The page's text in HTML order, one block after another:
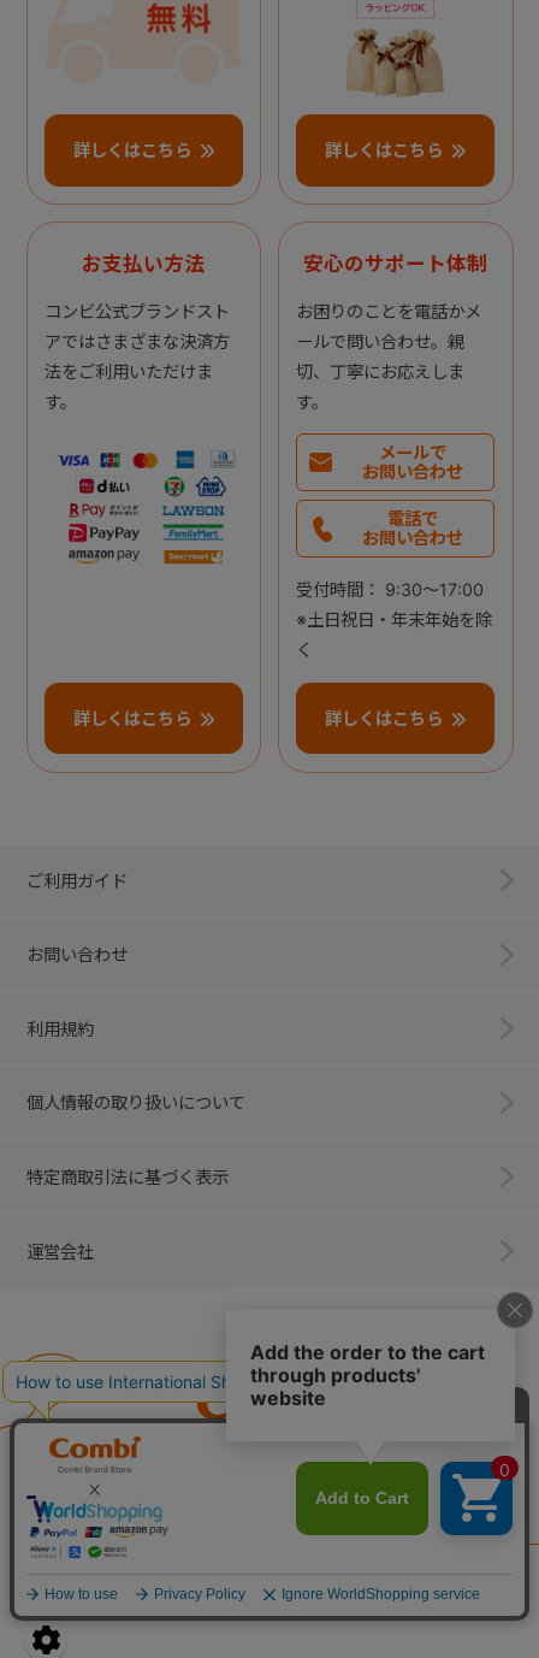
詳しくはこちら 詳しくはこちら
お支払い方法
コンビ公式ブランドスト
アではさまざまな決済方
法をご利用いただけま
す。
詳しくはこちら
安心のサポート体制
お困りのことを電話かメ
ールで問い合わせ。親
切、丁寧にお応えしま
す。
メールで
お問い合わせ
電話で
お問い合わせ
受付時間： 9:30～17:00
※土日祝日・年末年始を除
く
詳しくはこちら
ご利用ガイド
お問い合わせ
利用規約
個人情報の取り扱いについて
特定商取引法に基づく表示
運営会社
子育てに、イノベーションを。
ベビー用品のコンビ株式会社
All Right Reserved. Copyright © Combi Corporation.